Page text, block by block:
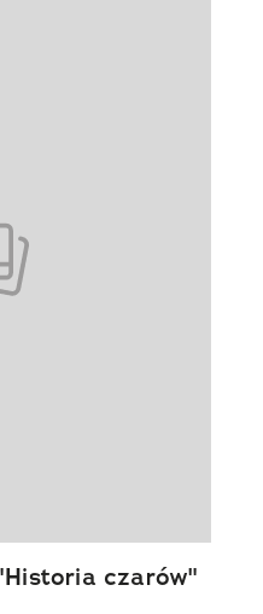
czarów"